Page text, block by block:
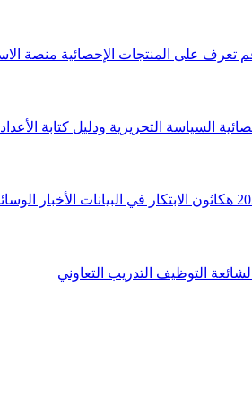
تعرف على المنتجات الإحصائية منصة
السياسة التحريرية ودليل كتابة الأعداد
هكاثون الابتكار في البيانات الأخبار
التوظيف التدريب التعاوني